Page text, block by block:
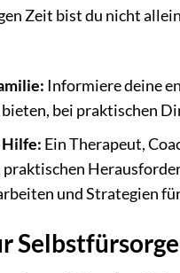
Zeit bist du nicht
Informiere deine
bei praktischen
Hilfe: Ein Therapeut,
und Strategien